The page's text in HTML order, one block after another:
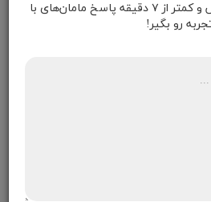
سوالت رو همین الان بپرس و کمتر از ۷ دقیقه پاسخ مامان‌های با
رو بگیر!